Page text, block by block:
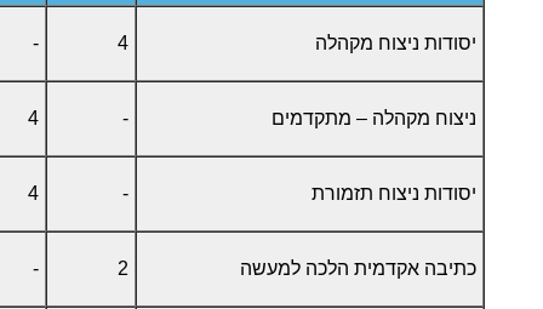
יסודות ניצוח מקהלה 4
-
ניצוח מקהלה – מתקדמים -
4
יסודות ניצוח תזמורת -
4
כתיבה אקדמית הלכה למעשה 2
-